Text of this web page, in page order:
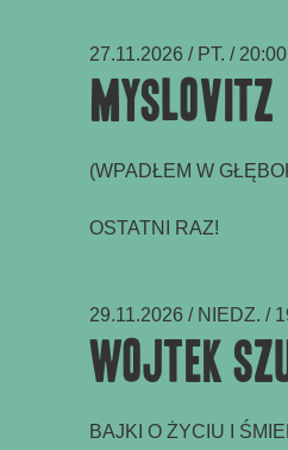
27.11.2026 / PT. / 20:00
Myslovitz
(WPADŁEM W
OSTATNI RAZ!
29.11.2026 / NIEDZ. /
Wojtek
BAJKI O ŻYCIU I